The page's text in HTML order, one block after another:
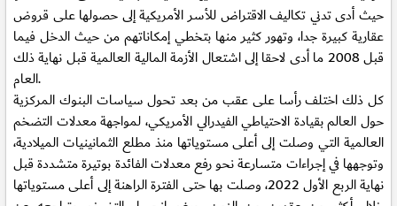
حيث أدى تدني تكاليف الاقتراض للأسر الأمريكية إلى حصولها على قروض
عقارية كبيرة جدا، وتهور كثير منها بتخطي إمكاناتهم من حيث الدخل فيما
قبل 2008 ما أدى لاحقا إلى اشتعال الأزمة المالية العالمية قبل نهاية ذلك
العام.
كل ذلك اختلف رأسا على عقب من بعد تحول سياسات البنوك المركزية
حول العالم بقيادة الاحتياطي الفيدرالي الأمريكي، لمواجهة معدلات التضخم
العالمية التي وصلت إلى أعلى مستوياتها منذ مطلع الثمانينيات الميلادية،
وتوجهها في إجراءات متسارعة نحو رفع معدلات الفائدة بوتيرة متشددة قبل
نهاية الربع الأول 2022، وصلت بها حتى الفترة الراهنة إلى أعلى مستوياتها